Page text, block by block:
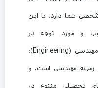
شخصی شما دارد. با این
و مورد توجه در
دانشگاه‌های چین عبارتند از: 1.مهندسی (Engineering):
مهندسی است، و
تحصیلی متنوع در